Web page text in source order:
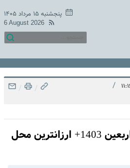
پنجشنبه ۱۵ مرداد ۱۴۰۵
6 August 2026
/
/
/
قیمت دینار دولتی اربعین 1403+ ارزانترین محل